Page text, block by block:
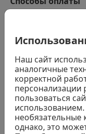
Наличными
заказа (за
требующими
Банковской
получении
товарами,
резки)
Наличными или
получении
товарами,
резки)
Наш сайт
аналогичные
корректной
пользоваться
необязательные
однако, это